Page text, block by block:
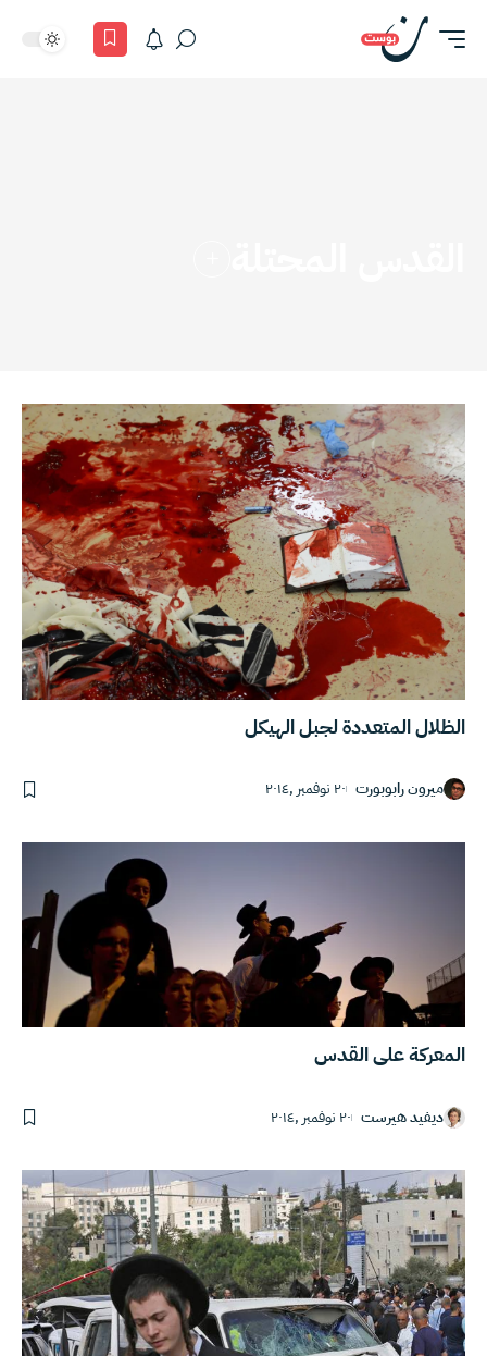
الظلال المتعددة لجبل الهيكل
ميرون رابوبورت ٢٠ نوفمبر ,٢٠١٤
المعركة على القدس
ديفيد هيرست ٢٠ نوفمبر ,٢٠١٤